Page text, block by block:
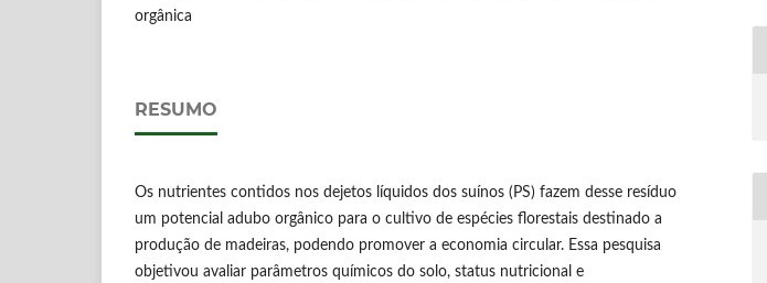
orgânica
RESUMO
Os nutrientes contidos nos dejetos líquidos dos suínos (PS) fazem desse resíduo
um potencial adubo orgânico para o cultivo de espécies florestais destinado a
produção de madeiras, podendo promover a economia circular. Essa pesquisa
objetivou avaliar parâmetros químicos do solo, status nutricional e